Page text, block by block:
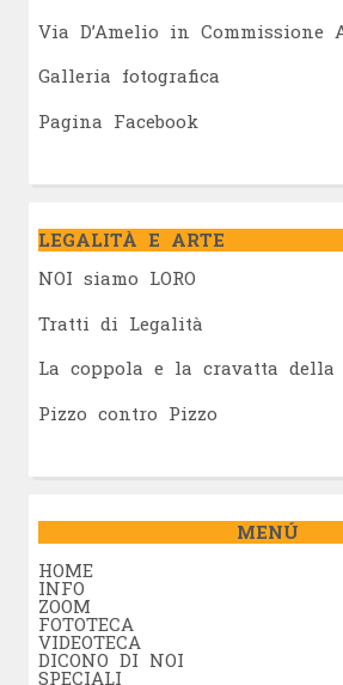
Via D’Amelio in Commissione
Galleria fotografica
Pagina Facebook
LEGALITÀ E ARTE
NOI siamo LORO
Tratti di Legalità
La coppola e la cravatta della
Pizzo contro Pizzo
MENÚ
HOME
INFO
ZOOM
FOTOTECA
VIDEOTECA
DICONO DI NOI
SPECIALI